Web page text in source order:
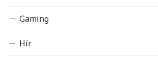
Gaming
Hír